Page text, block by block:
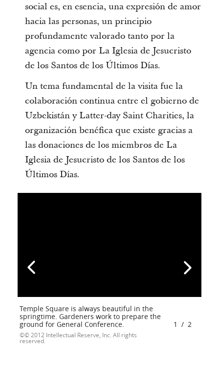
social es, en esencia, una expresión de amor
hacia las personas, un principio
profundamente valorado tanto por la
agencia como por La Iglesia de Jesucristo
de los Santos de los Últimos Días.
Un tema fundamental de la visita fue la
colaboración continua entre el gobierno de
Uzbekistán y Latter-day Saint Charities, la
organización benéfica que existe gracias a
las donaciones de los miembros de La
Iglesia de Jesucristo de los Santos de los
Últimos Días.
Temple Square is always beautiful in the
springtime. Gardeners work to prepare the
ground for General Conference.
© 2012 Intellectual Reserve, Inc. All rights
reserved.
1 / 2